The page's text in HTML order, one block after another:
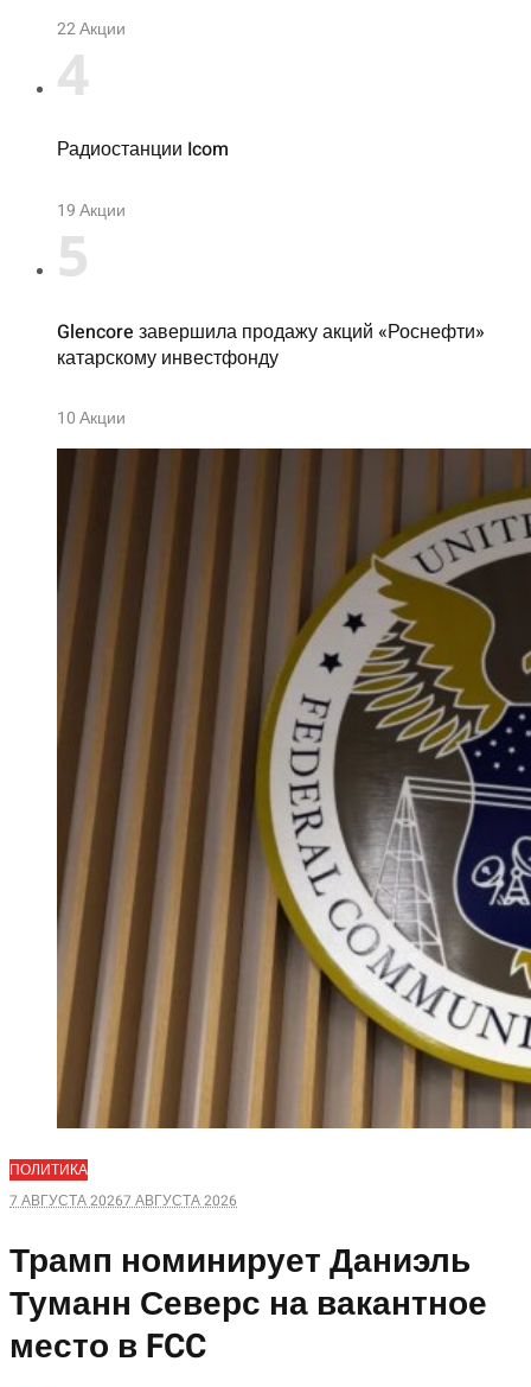
22Акции
4
Радиостанции Icom
19Акции
5
Glencore завершила продажу акций «Роснефти»
катарскому инвестфонду
10Акции
ПОЛИТИКА
7 АВГУСТА 20267 АВГУСТА 2026
Трамп номинирует Даниэль
Туманн Северс на вакантное
место в FCC